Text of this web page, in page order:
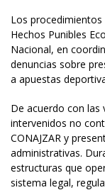
Los
Hechos Punibles
Nacional, en
denuncias sobre
a apuestas
De acuerdo con las
intervenidos no
CONAJZAR y
administrativas.
estructuras que
sistema legal,